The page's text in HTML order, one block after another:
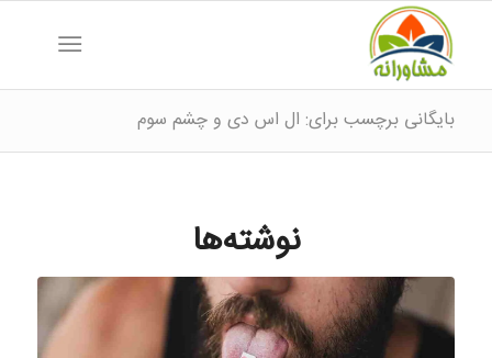
بایگانی برچسب برای: ال اس دی و چشم سوم
نوشته‌ها